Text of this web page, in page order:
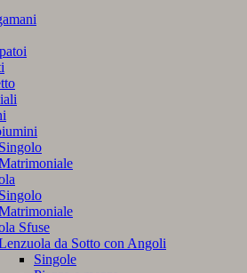
Singolo
Singolo
Sfuse
da Sotto con Angoli
Singole